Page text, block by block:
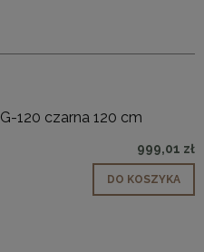
120 czarna 120 cm
999,01 zł
DO KOSZYKA